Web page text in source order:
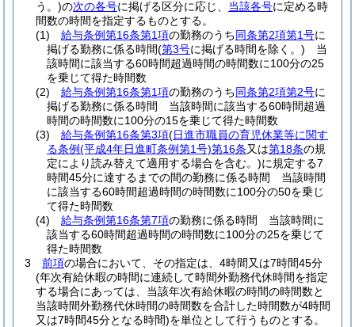
う。)の次の各号に掲げる区分に応じ、 当該各号に定める時
間数の時間を指定するものとする。
(1)
給与条例第16条第1項の勤務のうち同条第2項第1号に
掲げる勤務に係る時間(第3号に掲げる時間を除く。) 当
該時間に該当する60時間超過時間の時間数に100分の25
を乗じて得た時間数
(2)
給与条例第16条第1項の勤務のうち同条第2項第2号に
掲げる勤務に係る時間 当該時間に該当する60時間超過
時間の時間数に100分の15を乗じて得た時間数
(3)
給与条例第16条第3項(日進市職員の育児休業等に関す
る条例(平成4年日進町条例第1号)第16条又は第18条の規
定により読み替えて適用する場合を含む。)に規定する7
時間45分に達するまでの間の勤務に係る時間 当該時間
に該当する60時間超過時間の時間数に100分の50を乗じ
て得た時間数
(4)
給与条例第16条第7項の勤務に係る時間 当該時間に
該当する60時間超過時間の時間数に100分の25を乗じて
得た時間数
3
前項の場合において、その指定は、4時間又は7時間45分
(年次有給休暇の時間に連続して時間外勤務代休時間を指定
する場合にあっては、当該年次有給休暇の時間の時間数と
当該時間外勤務代休時間の時間数を合計した時間数が4時間
又は7時間45分となる時間)を単位として行うものとする。